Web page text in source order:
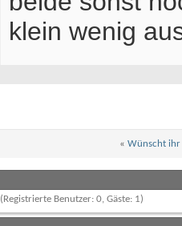
klein wenig
« Wünscht ihr
(Registrierte Benutzer: 0, Gäste: 1)